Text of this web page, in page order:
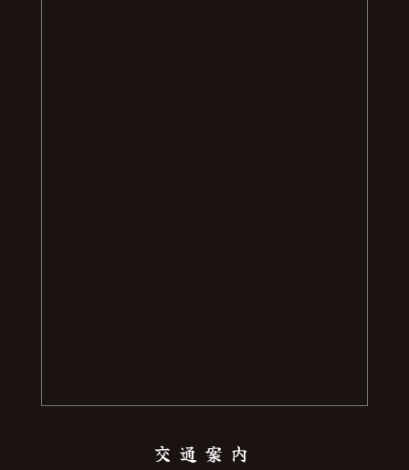
交通案内